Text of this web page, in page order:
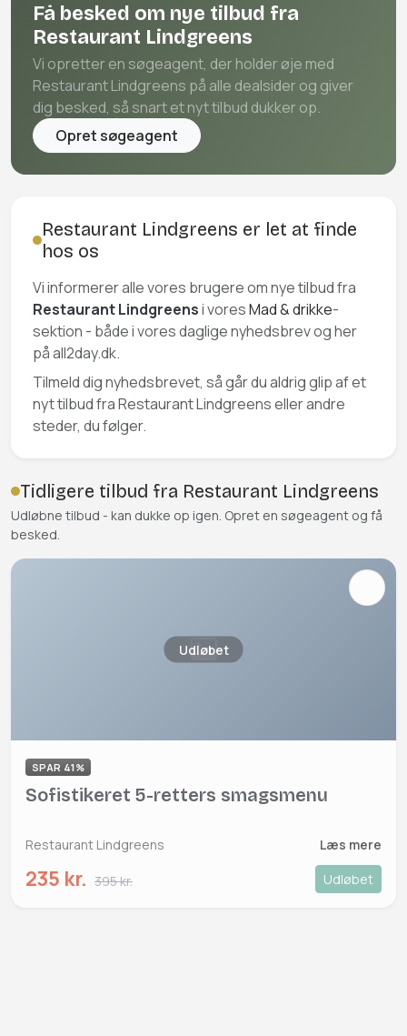
Få besked om nye tilbud fra
Restaurant Lindgreens
Vi opretter en søgeagent, der holder øje med
Restaurant Lindgreens på alle dealsider og giver
dig besked, så snart et nyt tilbud dukker op.
Opret søgeagent
Restaurant Lindgreens er let at finde
hos os
Vi informerer alle vores brugere om nye tilbud fra
Restaurant Lindgreensi voresMad & drikke-
sektion - både i vores daglige nyhedsbrev og her
på all2day.dk.
Tilmeld dig nyhedsbrevet, så går du aldrig glip af et
nyt tilbud fra Restaurant Lindgreens eller andre
steder, du følger.
Tidligere tilbud fra Restaurant Lindgreens
Udløbne tilbud - kan dukke op igen. Opret en søgeagent og få
besked.
Udløbet
SPAR 41%
Sofistikeret 5-retters smagsmenu
Restaurant Lindgreens Læs mere
235 kr. 395 kr. Udløbet